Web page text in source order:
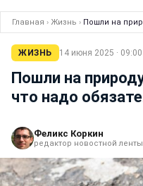
Главная › Жизнь › Пошли на
ЖИЗНЬ 14 июня 2025 · 09:00
Пошли на
что надо
Феликс Коркин
редактор новостной ленты